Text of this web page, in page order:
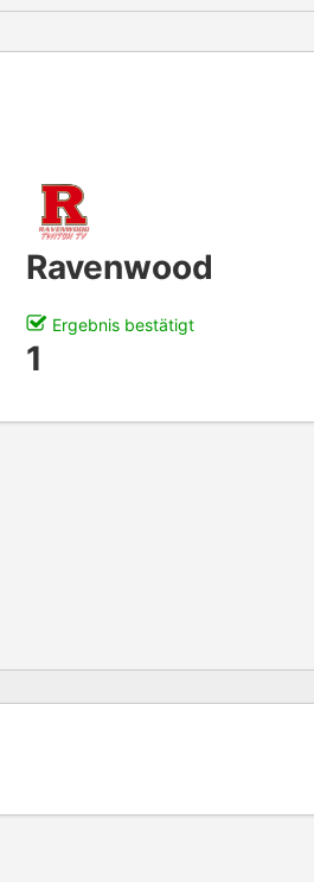
Ravenwood
Ergebnis bestätigt
1